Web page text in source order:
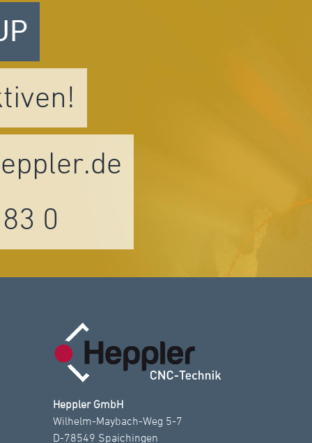
0
Heppler GmbH
Wilhelm-Maybach-Weg 5-7
D-78549 Spaichingen